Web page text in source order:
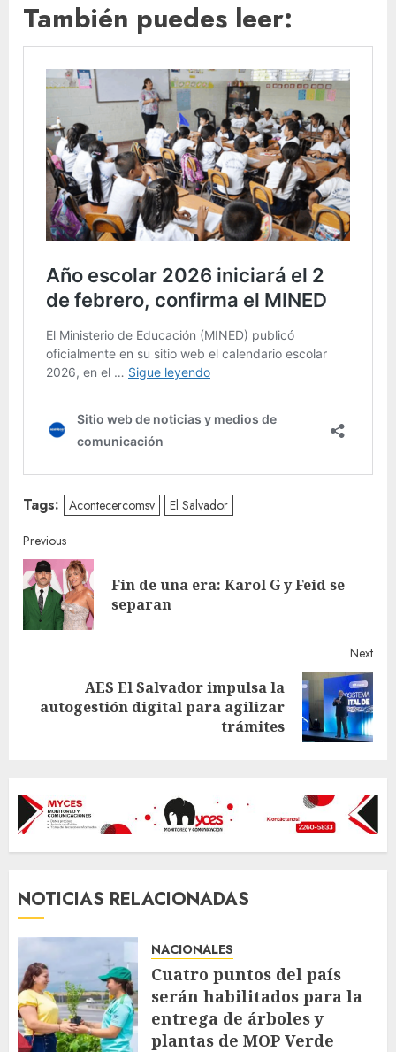
También puedes leer:
Tags: Acontecercomsv El Salvador
Continue
Reading
Previous
Fin de una era: Karol G y Feid se
separan
Next
Next
AES El Salvador impulsa la
autogestión digital para agilizar
trámites
NOTICIAS RELACIONADAS
NACIONALES
Cuatro puntos del país
serán habilitados para la
entrega de árboles y
plantas de MOP Verde